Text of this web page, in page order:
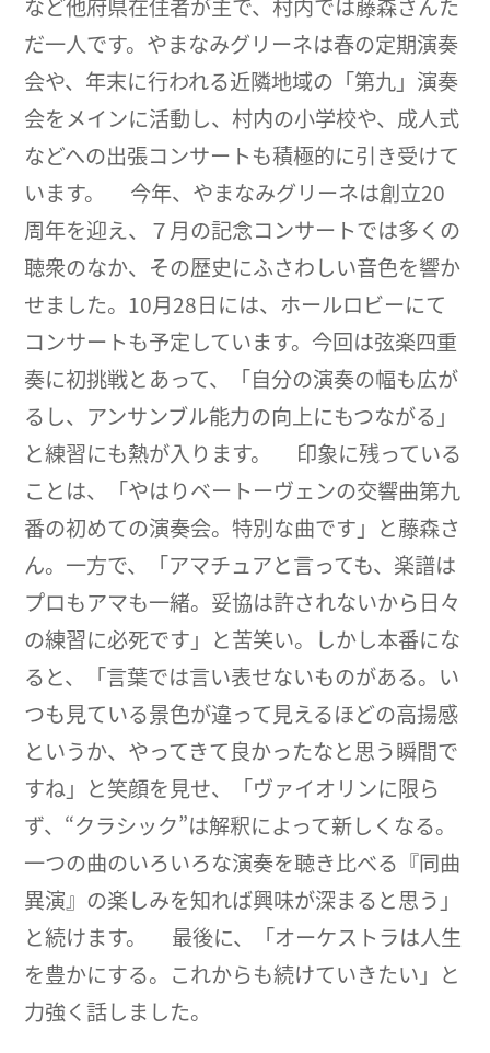
など他府県在住者が主で、村内では藤森さんた
だ一人です。やまなみグリーネは春の定期演奏
会や、年末に行われる近隣地域の「第九」演奏
会をメインに活動し、村内の小学校や、成人式
などへの出張コンサートも積極的に引き受けて
います。 今年、やまなみグリーネは創立20
周年を迎え、７月の記念コンサートでは多くの
聴衆のなか、その歴史にふさわしい音色を響か
せました。10月28日には、ホールロビーにて
コンサートも予定しています。今回は弦楽四重
奏に初挑戦とあって、「自分の演奏の幅も広が
るし、アンサンブル能力の向上にもつながる」
と練習にも熱が入ります。 印象に残っている
ことは、「やはりベートーヴェンの交響曲第九
番の初めての演奏会。特別な曲です」と藤森さ
ん。一方で、「アマチュアと言っても、楽譜は
プロもアマも一緒。妥協は許されないから日々
の練習に必死です」と苦笑い。しかし本番にな
ると、「言葉では言い表せないものがある。い
つも見ている景色が違って見えるほどの高揚感
というか、やってきて良かったなと思う瞬間で
すね」と笑顔を見せ、「ヴァイオリンに限ら
ず、“クラシック”は解釈によって新しくなる。
一つの曲のいろいろな演奏を聴き比べる『同曲
異演』の楽しみを知れば興味が深まると思う」
と続けます。 最後に、「オーケストラは人生
を豊かにする。これからも続けていきたい」と
力強く話しました。